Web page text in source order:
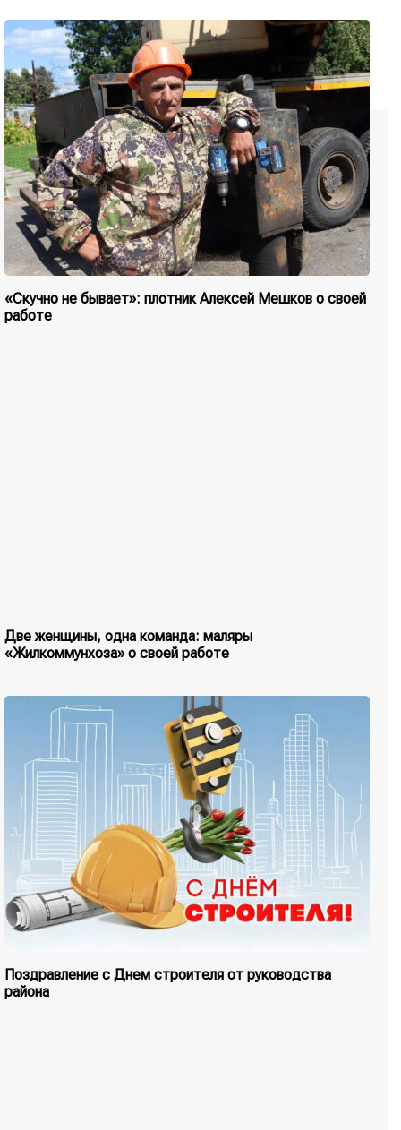
«Скучно не бывает»: плотник Алексей Мешков о своей
работе
Две женщины, одна команда: маляры
«Жилкоммунхоза» о своей работе
Поздравление с Днем строителя от руководства
района